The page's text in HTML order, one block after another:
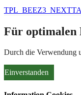
Für optimalen
Durch die Verwendung
Einverstanden